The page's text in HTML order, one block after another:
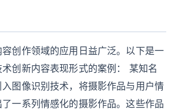
创作领域的应用日益广泛。以下是一
创新内容表现形式的案例： 某知名
图像识别技术，将摄影作品与用户情
一系列情感化的摄影作品。这些作品